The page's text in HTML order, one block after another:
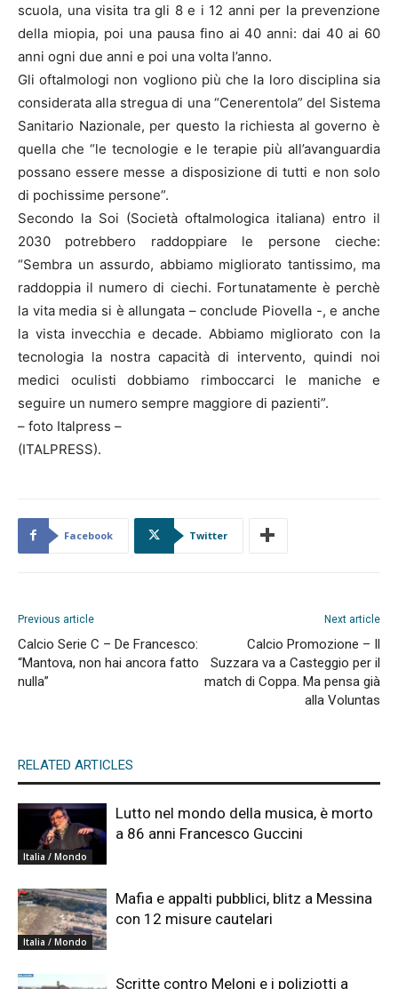
scuola, una visita tra gli 8 e i 12 anni per la prevenzione
della miopia, poi una pausa fino ai 40 anni: dai 40 ai 60
anni ogni due anni e poi una volta l’anno.
Gli oftalmologi non vogliono più che la loro disciplina sia
considerata alla stregua di una “Cenerentola” del Sistema
Sanitario Nazionale, per questo la richiesta al governo è
quella che “le tecnologie e le terapie più all’avanguardia
possano essere messe a disposizione di tutti e non solo
di pochissime persone”.
Secondo la Soi (Società oftalmologica italiana) entro il
2030 potrebbero raddoppiare le persone cieche:
“Sembra un assurdo, abbiamo migliorato tantissimo, ma
raddoppia il numero di ciechi. Fortunatamente è perchè
la vita media si è allungata – conclude Piovella -, e anche
la vista invecchia e decade. Abbiamo migliorato con la
tecnologia la nostra capacità di intervento, quindi noi
medici oculisti dobbiamo rimboccarci le maniche e
seguire un numero sempre maggiore di pazienti”.
– foto Italpress –
(ITALPRESS).
Facebook Twitter
Previous article
Calcio Serie C – De Francesco:
“Mantova, non hai ancora fatto
nulla”
Next article
Calcio Promozione – Il
Suzzara va a Casteggio per il
match di Coppa. Ma pensa già
alla Voluntas
RELATED ARTICLES
Italia / Mondo
Lutto nel mondo della musica, è morto
a 86 anni Francesco Guccini
Italia / Mondo
Mafia e appalti pubblici, blitz a Messina
con 12 misure cautelari
Scritte contro Meloni e i poliziotti a